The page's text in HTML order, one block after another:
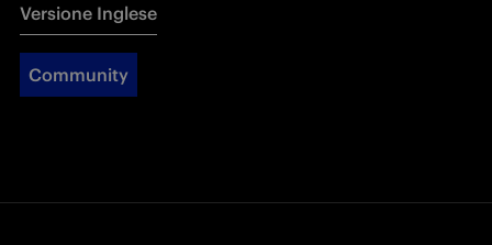
Versione Inglese
Community